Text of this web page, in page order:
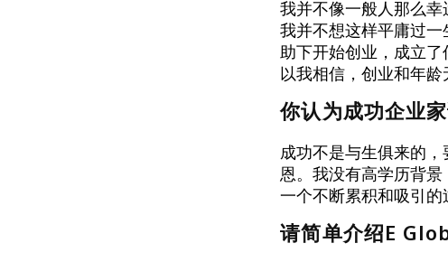
我并不像一般人那么
我并不想这样平庸过
助下开始创业，成立
以我相信，创业和年龄
你认为成功企业
成功不是与生俱来的
恩。我没有高学历背
一个不断累积和吸引的
请简单介绍E